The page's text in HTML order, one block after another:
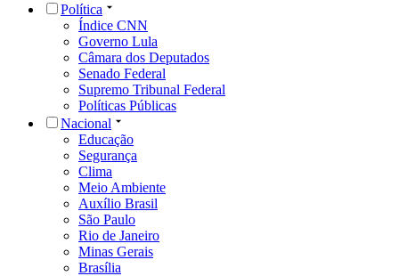
Política
Índice CNN
Governo Lula
Câmara dos Deputados
Senado Federal
Supremo Tribunal Federal
Políticas Públicas
Nacional
Educação
Segurança
Clima
Meio Ambiente
Auxílio Brasil
São Paulo
Rio de Janeiro
Minas Gerais
Brasília